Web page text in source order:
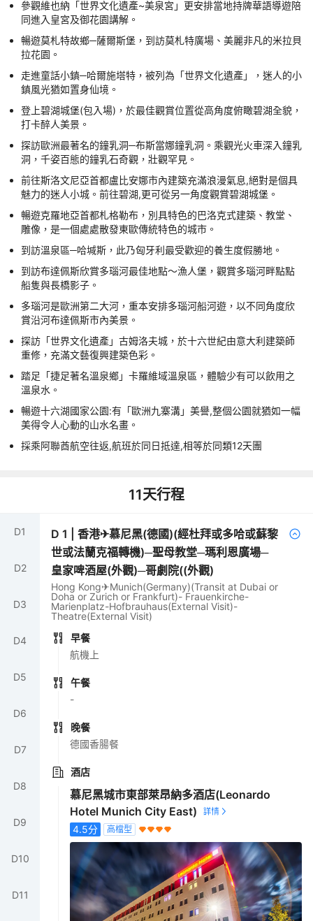
參觀維也納「世界文化遺產~美泉宮」更安排當地持牌華語導遊陪
同進入皇宮及御花園講解。
暢遊莫札特故鄉─薩爾斯堡，到訪莫札特廣場、美麗非凡的米拉貝
拉花園。
走進童話小鎮─哈爾施塔特，被列為「世界文化遺產」，迷人的小
鎮風光猶如置身仙境。
登上碧湖城堡(包入場)，於最佳觀賞位置從高角度俯瞰碧湖全貌，
打卡醉人美景。
探訪歐洲最著名的鐘乳洞─布斯當娜鐘乳洞。乘觀光火車深入鐘乳
洞，千姿百態的鐘乳石奇觀，壯觀罕見。
前往斯洛文尼亞首都盧比安娜市內建築充滿浪漫氣息,絕對是個具
魅力的迷人小城。前往碧湖,更可從另一角度觀賞碧湖城堡。
暢遊克羅地亞首都札格勒布，別具特色的巴洛克式建築、教堂、
雕像，是一個處處散發東歐傳統特色的城市。
到訪溫泉區─哈堿斯，此乃匈牙利最受歡迎的養生度假勝地。
到訪布達佩斯欣賞多瑙河最佳地點～漁人堡，觀賞多瑙河畔點點
船隻與長橋影子。
多瑙河是歐洲第二大河，重本安排多瑙河船河遊，以不同角度欣
賞沿河布達佩斯市內美景。
探訪「世界文化遺產」古姆洛夫城，於十六世紀由意大利建築師
重修，充滿文藝復興建築色彩。
踏足「捷足著名溫泉鄉」卡羅維域溫泉區，體驗少有可以飲用之
溫泉水。
暢遊十六湖國家公園:有「歐洲九寨溝」美譽,整個公園就猶如一幅
美得令人心動的山水名畫。
採乘阿聯酋航空往返,航班於同日抵達,相等於同類12天團
11天行程
D1
D2
D3
D4
D5
D6
D7
D8
D9
D10
D11
D1 |香港✈慕尼黑(德國)(經杜拜或多哈或蘇黎
世或法蘭克福轉機)─聖母教堂─瑪利恩廣場─
皇家啤酒屋(外觀)─哥劇院((外觀)
Hong Kong✈Munich(Germany)(Transit at Dubai or
Doha or Zurich or Frankfurt)- Frauenkirche-
Marienplatz-Hofbrauhaus(External Visit)-
Theatre(External Visit)
早餐
航機上
午餐
-
晚餐
德國香腸餐
酒店
慕尼黑城市東部萊昂納多酒店(Leonardo
Hotel Munich City East)
4.5分 高檔型